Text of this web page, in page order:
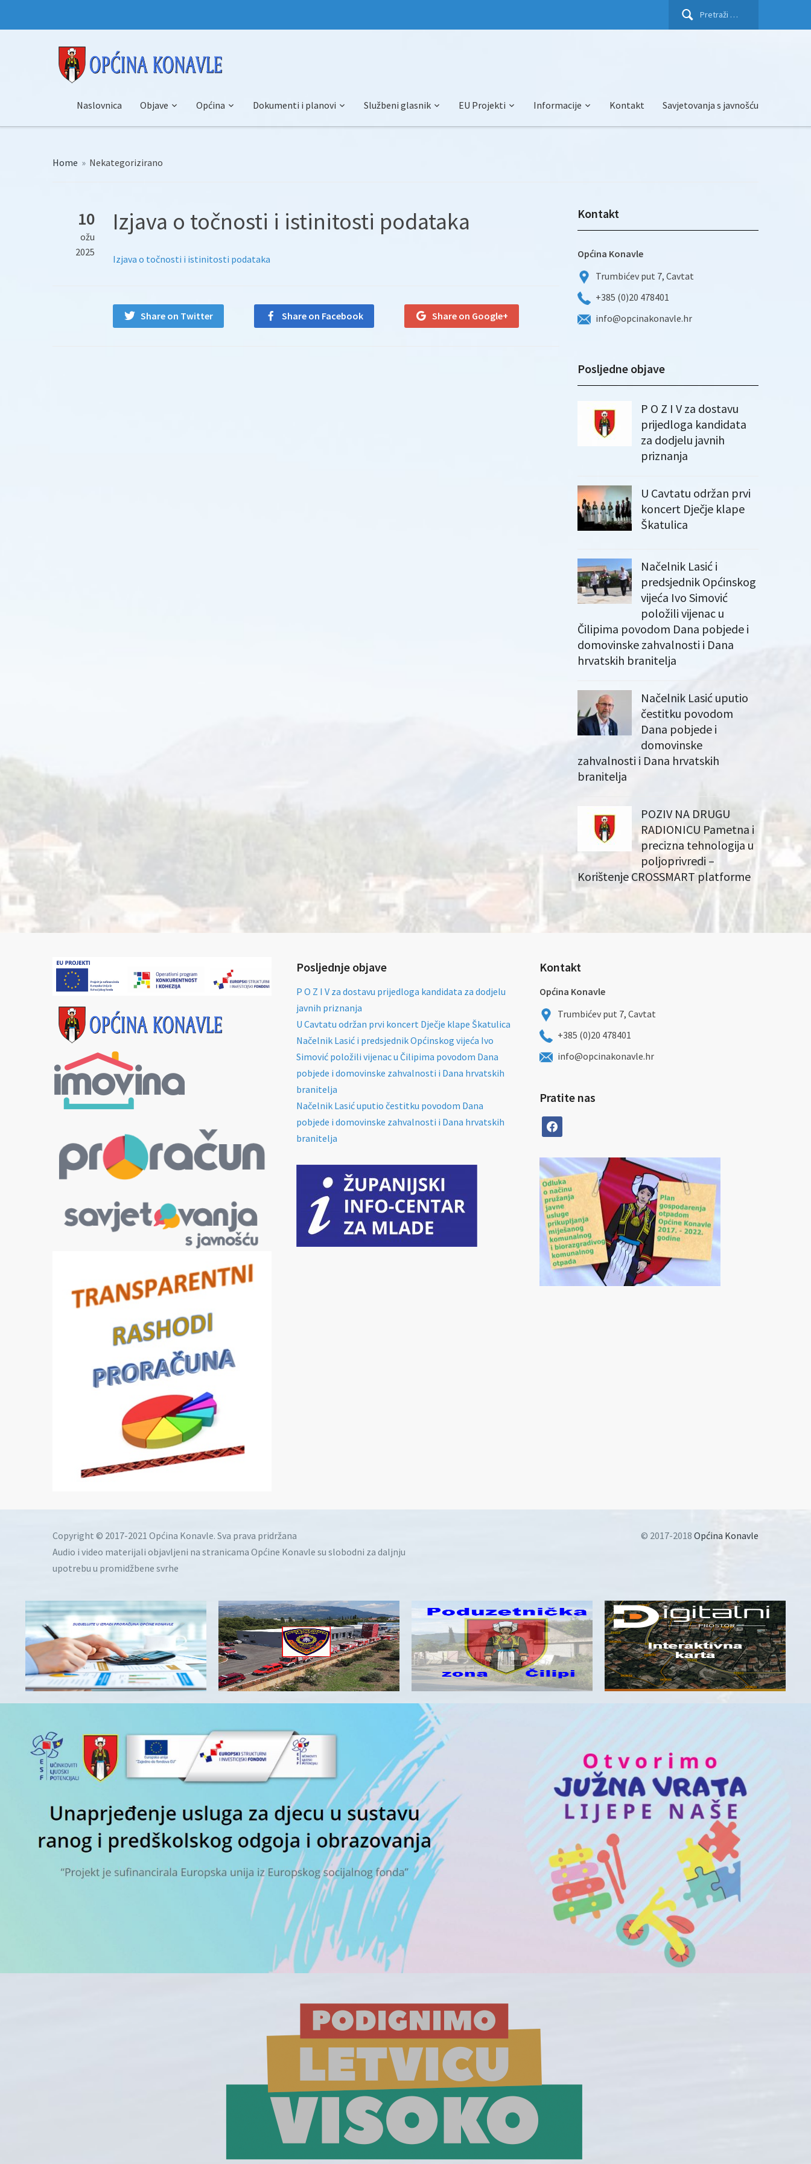
Pretraži:
Naslovnica Objave Općina Dokumenti i planovi Službeni glasnik EU Projekti Informacije Kontakt Savjetovanja s javnošću
Home » Nekategorizirano
10
ožu
2025
Izjava o točnosti i istinitosti podataka
Izjava o točnosti i istinitosti podataka
Share on Twitter Share on Facebook Share on Google+
Kontakt
Općina Konavle
Trumbićev put 7, Cavtat
+385 (0)20 478401
info@opcinakonavle.hr
Posljedne objave
P O Z I V za dostavu
prijedloga kandidata
za dodjelu javnih
priznanja
U Cavtatu održan prvi
koncert Dječje klape
Škatulica
Načelnik Lasić i
predsjednik Općinskog
vijeća Ivo Simović
položili vijenac u
Čilipima povodom Dana pobjede i
domovinske zahvalnosti i Dana
hrvatskih branitelja
Načelnik Lasić uputio
čestitku povodom
Dana pobjede i
domovinske
zahvalnosti i Dana hrvatskih
branitelja
POZIV NA DRUGU
RADIONICU Pametna i
precizna tehnologija u
poljoprivredi –
Korištenje CROSSMART platforme
Posljednje objave
P O Z I V za dostavu prijedloga kandidata za dodjelu
javnih priznanja
U Cavtatu održan prvi koncert Dječje klape Škatulica
Načelnik Lasić i predsjednik Općinskog vijeća Ivo
Simović položili vijenac u Čilipima povodom Dana
pobjede i domovinske zahvalnosti i Dana hrvatskih
branitelja
Načelnik Lasić uputio čestitku povodom Dana
pobjede i domovinske zahvalnosti i Dana hrvatskih
branitelja
Kontakt
Općina Konavle
Trumbićev put 7, Cavtat
+385 (0)20 478401
info@opcinakonavle.hr
Pratite nas
facebook
Copyright © 2017-2021 Općina Konavle. Sva prava pridržana
Audio i video materijali objavljeni na stranicama Općine Konavle su slobodni za daljnju
upotrebu u promidžbene svrhe
© 2017-2018 Općina Konavle